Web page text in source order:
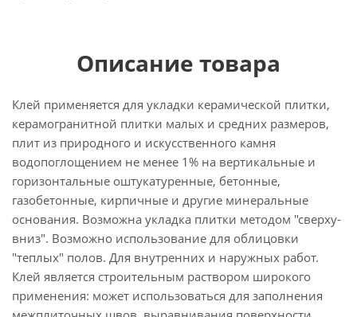
Описание товара
Клей применяется для укладки керамической плитки,
керамогранитной плитки малых и средних размеров,
плит из природного и искусственного камня
водопоглощением не менее 1% на вертикальные и
горизонтальные оштукатуренные, бетонные,
газобетонные, кирпичные и другие минеральные
основания. Возможна укладка плитки методом "сверху-
вниз". Возможно использование для облицовки
"теплых" полов. Для внутренних и наружных работ.
Клей является строительным раствором широкого
применения: может использоваться для заполнения